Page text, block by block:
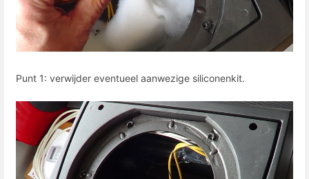
Punt 1: verwijder eventueel aanwezige siliconenkit.